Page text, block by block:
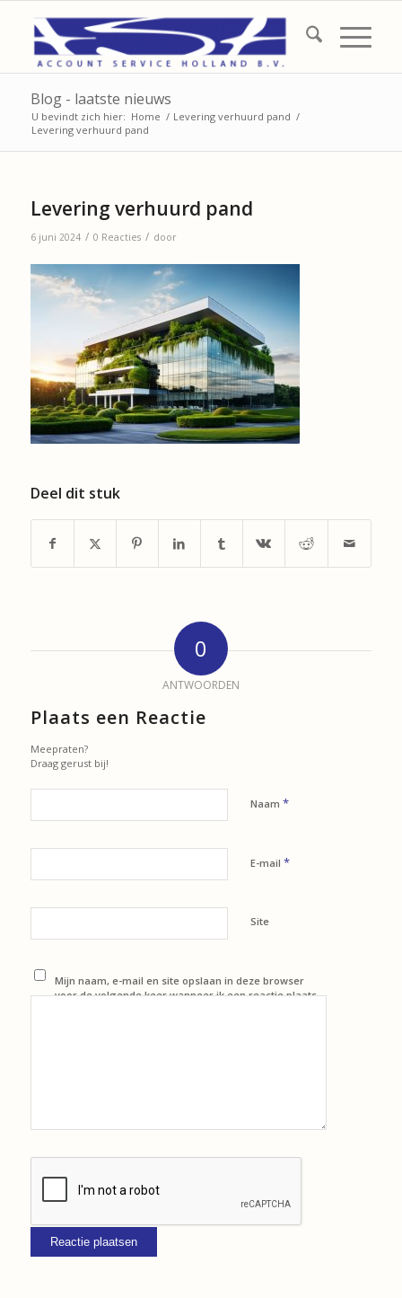
Blog - laatste nieuws
U bevindt zich hier: Home / Levering verhuurd pand /
Levering verhuurd pand
Levering verhuurd pand
6 juni 2024 / 0 Reacties / door
Deel dit stuk
0
ANTWOORDEN
Plaats een Reactie
Meepraten?
Draag gerust bij!
Naam *
E-mail *
Site
Mijn naam, e-mail en site opslaan in deze browser
voor de volgende keer wanneer ik een reactie plaats.